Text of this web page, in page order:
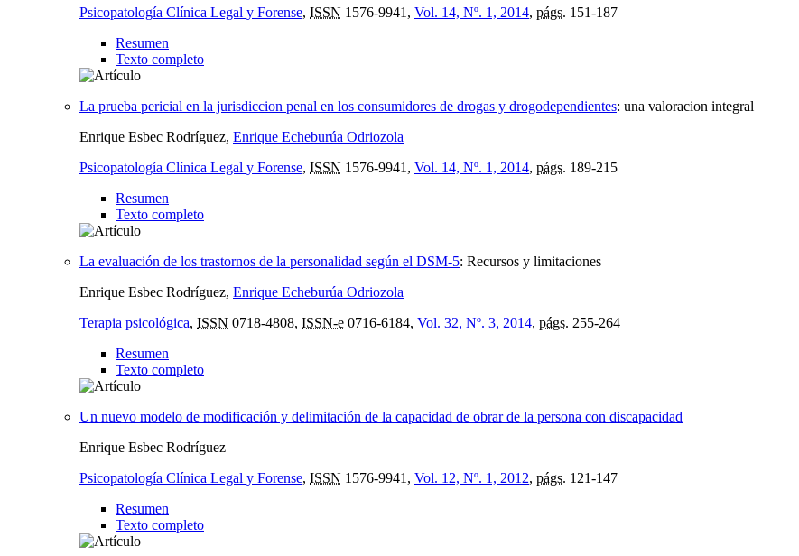
Psicopatología Clínica Legal y Forense, ISSN 1576-9941, Vol. 14, Nº. 1, 2014, págs. 151-187
Resumen
Texto completo
La prueba pericial en la jurisdiccion penal en los consumidores de drogas y drogodependientes: una valoracion integral
Enrique Esbec Rodríguez, Enrique Echeburúa Odriozola
Psicopatología Clínica Legal y Forense, ISSN 1576-9941, Vol. 14, Nº. 1, 2014, págs. 189-215
Resumen
Texto completo
La evaluación de los trastornos de la personalidad según el DSM-5: Recursos y limitaciones
Enrique Esbec Rodríguez, Enrique Echeburúa Odriozola
Terapia psicológica, ISSN 0718-4808, ISSN-e 0716-6184, Vol. 32, Nº. 3, 2014, págs. 255-264
Resumen
Texto completo
Un nuevo modelo de modificación y delimitación de la capacidad de obrar de la persona con discapacidad
Enrique Esbec Rodríguez
Psicopatología Clínica Legal y Forense, ISSN 1576-9941, Vol. 12, Nº. 1, 2012, págs. 121-147
Resumen
Texto completo